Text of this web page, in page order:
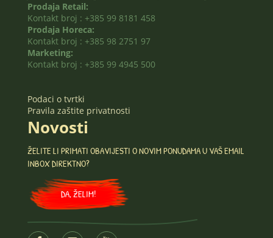
Prodaja Retail:
Kontakt broj : +385 99 8181 458
Prodaja Horeca:
Kontakt broj : +385 98 2751 97
Marketing:
Kontakt broj : +385 99 4945 500
Podaci o tvrtki
Pravila zaštite privatnosti
Novosti
ŽELITE LI PRIMATI OBAVIJESTI O NOVIM PONUDAMA U VAŠ EMAIL
INBOX DIREKTNO?
DA, ŽELIM!